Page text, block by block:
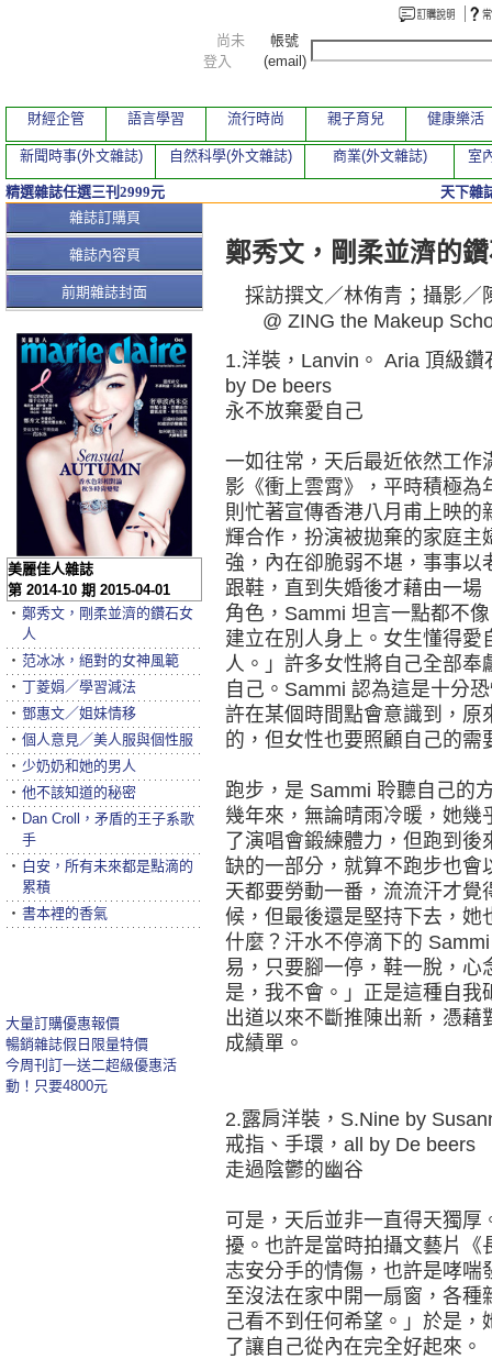
本期文章
鄭秀文，剛柔並濟的
採訪撰文／林侑青；攝影／
@ ZING the Makeup
1.洋裝，Lanvin。 Aria 頂級
by De beers
永不放棄愛自己
一如往常，天后最近依然工作
影《衝上雲霄》，平時積極
則忙著宣傳香港八月甫上映
輝合作，扮演被拋棄的家庭主
強，內在卻脆弱不堪，事事
跟鞋，直到失婚後才藉由一場
角色，Sammi 坦言一點都不
建立在別人身上。女生懂得
人。」許多女性將自己全部
自己。Sammi 認為這是十分
許在某個時間點會意識到，原
的，但女性也要照顧自己的需
跑步，是 Sammi 聆聽自己的
幾年來，無論晴雨冷暖，她
了演唱會鍛練體力，但跑到
缺的一部分，就算不跑步也會
天都要勞動一番，流流汗才
候，但最後還是堅持下去，她
什麼？汗水不停滴下的
易，只要腳一停，鞋一脫，
是，我不會。」正是這種自
出道以來不斷推陳出新，憑
成績單。
2.露肩洋裝，S.Nine by
戒指、手環，all by De beers
走過陰鬱的幽谷
可是，天后並非一直得天獨
擾。也許是當時拍攝文藝片《
志安分手的情傷，也許是哮
至沒法在家中開一扇窗，各
己看不到任何希望。」於是
了讓自己從內在完全好起來。
雜誌訂購頁
雜誌內容頁
前期雜誌封面
美麗佳人雜誌
第 2014-10 期 2015-04-01
‧ 鄭秀文，剛柔並濟的鑽石女
人
‧ 范冰冰，絕對的女神風範
‧ 丁菱娟／學習減法
‧ 鄧惠文／姐妹情移
‧ 個人意見／美人服與個性服
‧ 少奶奶和她的男人
‧ 他不該知道的秘密
‧ Dan Croll，矛盾的王子系歌
手
‧ 白安，所有未來都是點滴的
累積
‧ 書本裡的香氣
大量訂購優惠報價
暢銷雜誌假日限量特價
今周刊訂一送二超級優惠活
動！只要4800元
尚未
登入
帳號
(email)
財經企管 語言學習 流行時尚 親子育兒 健康樂活
新聞時事(外文雜誌) 自然科學(外文雜誌) 商業(外文雜誌) 室
精選雜誌任選三刊2999元 天下雜